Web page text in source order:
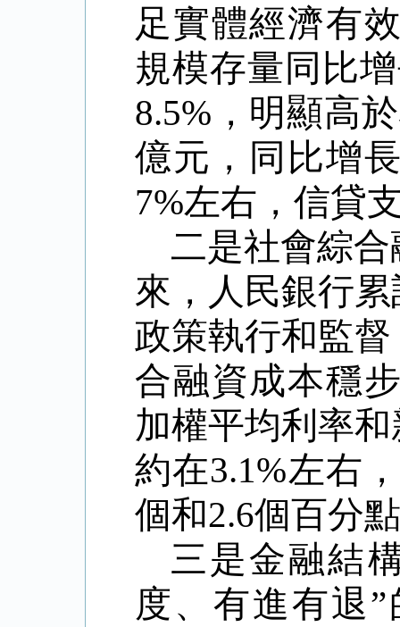
足實體經濟有
規模存量同比
8.5% ，明顯高
億元，同比增
7%左右，信貸
二是社會綜
來，人民銀行累
政策執行和監
合融資成本穩
加權平均利率
約在3.1%左右
個和2.6個百分
三是金融結
度、有進有退”